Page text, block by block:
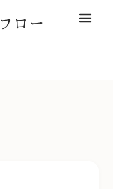
ロー
メニュ